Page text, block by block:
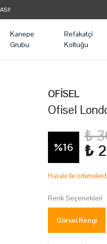
Kanepe
Grubu
Refakatçi
Koltuğu
OFİSEL
Ofisel
%16
₺
₺
Havale ile
Renk Seçenekleri
Görsel Rengi